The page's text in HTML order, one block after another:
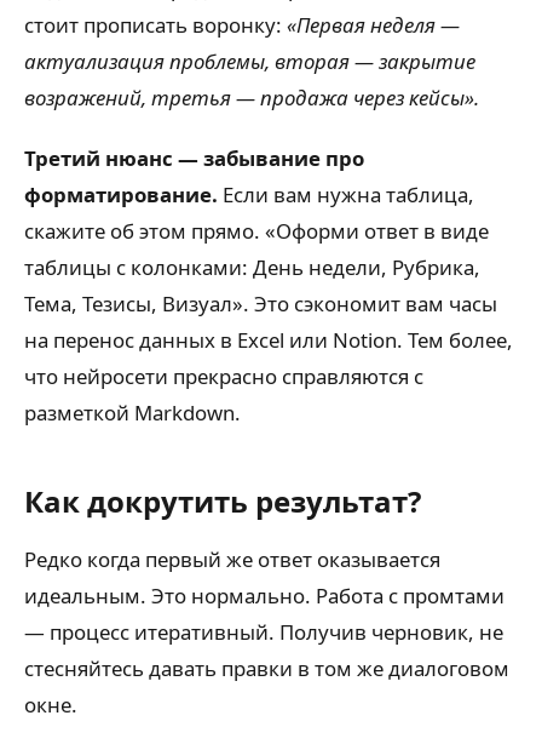
стоит прописать воронку: «Первая неделя —
актуализация проблемы, вторая — закрытие
возражений, третья — продажа через кейсы».
Третий нюанс — забывание про
форматирование. Если вам нужна таблица,
скажите об этом прямо. «Оформи ответ в виде
таблицы с колонками: День недели, Рубрика,
Тема, Тезисы, Визуал». Это сэкономит вам часы
на перенос данных в Excel или Notion. Тем более,
что нейросети прекрасно справляются с
разметкой Markdown.
Как докрутить результат?
Редко когда первый же ответ оказывается
идеальным. Это нормально. Работа с промтами
— процесс итеративный. Получив черновик, не
стесняйтесь давать правки в том же диалоговом
окне.